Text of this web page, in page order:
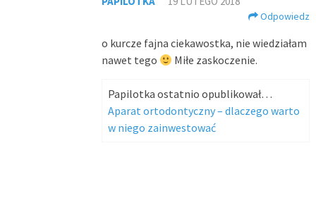
Odpowiedz
o kurcze fajna ciekawostka, nie wiedziałam
nawet tego
Miłe zaskoczenie.
Papilotka ostatnio opublikował…
Aparat ortodontyczny – dlaczego warto
w niego zainwestować